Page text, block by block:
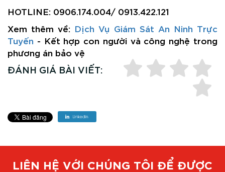
HOTLINE: 0906.174.004/ 0913.422.121
Xem thêm về: Dịch Vụ Giám Sát An Ninh Trực
Tuyến - Kết hợp con người và công nghệ trong
phương án bảo vệ
ĐÁNH GIÁ BÀI VIẾT:
LIÊN HỆ VỚI CHÚNG TÔI ĐỂ ĐƯỢC